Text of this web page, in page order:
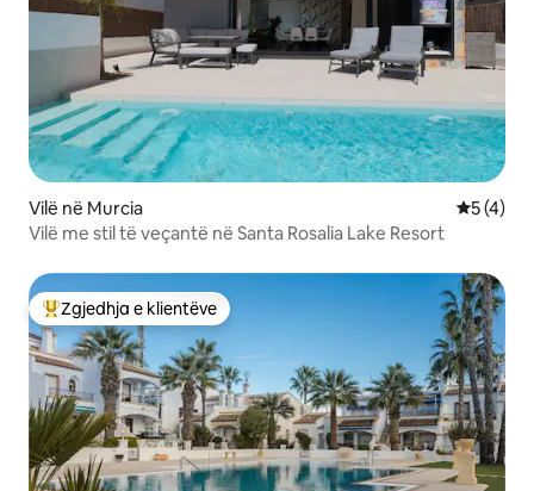
Vilë në Murcia
5 (4)
Vilë me stil të veçantë në Santa Rosalia Lake Resort
Më të mirat e zgjedhjeve të klientëve
Zgjedhja e klientëve